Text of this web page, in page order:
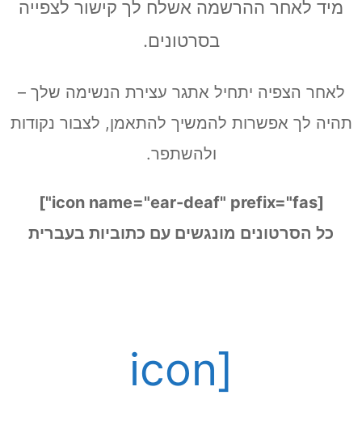
מיד לאחר ההרשמה אשלח לך קישור לצפייה
בסרטונים.
לאחר הצפיה יתחיל אתגר עצירת הנשימה שלך –
לך אפשרות להמשיך להתאמן, לצבור נקודות
ולהשתפר.
כל הסרטונים מונגשים עם כתוביות בעברית
[icon